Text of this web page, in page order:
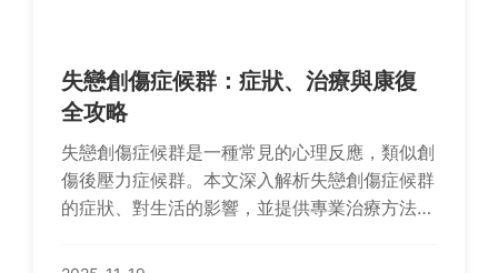
失戀創傷症候群：症狀、治療與康復
全攻略
失戀創傷症候群是一種常見的心理反應，類似創
傷後壓力症候群。本文深入解析失戀創傷症候群
的症狀、對生活的影響，並提供專業治療方法和
判斷是否患有失戀創傷症候群、何時該尋求幫